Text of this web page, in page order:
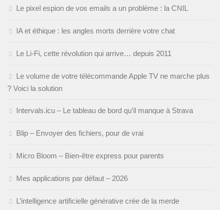
Le pixel espion de vos emails a un problème : la CNIL
IA et éthique : les angles morts derrière votre chat
Le Li-Fi, cette révolution qui arrive… depuis 2011
Le volume de votre télécommande Apple TV ne marche plus
? Voici la solution
Intervals.icu – Le tableau de bord qu’il manque à Strava
Blip – Envoyer des fichiers, pour de vrai
Micro Bloom – Bien-être express pour parents
Mes applications par défaut – 2026
L’intelligence artificielle générative crée de la merde